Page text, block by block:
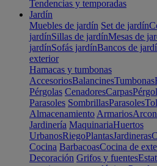
Tendencias y temporadas
Jardín
Muebles de jardín Set de jardín
jardínSillas de jardínMesas de
jardínSofás jardínBancos de
exterior
Hamacas y tumbonas
AccesoriosBalancinesTumbonas
Pérgolas CenadoresCarpas
Parasoles SombrillasParasoles
Almacenamiento Armarios
Jardinería MaquinariaHuertos
UrbanosRiegoPlantasJardineras
Cocina BarbacoasCocina de
Decoración Grifos y fuentes